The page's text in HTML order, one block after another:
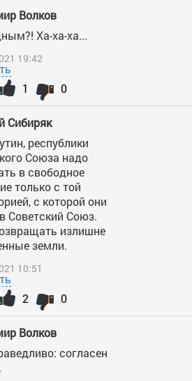
Волков
Ха-ха-ха...
19:42
0
1
Сибиряк
республики
Союза надо
в свободное
только с той
с которой они
Советский Союз.
излишне
земли.
10:51
0
2
Волков
согласен